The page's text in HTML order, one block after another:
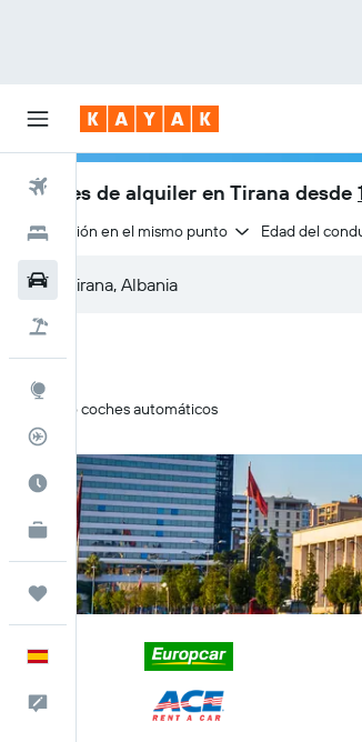
Vuelos
Hoteles
Coches
El mejor momento
KAYAK Business
NUEVO
Trips
Coches de alquiler en Tirana desde
Devolución en el mismo punto Edad del
Solo coches automáticos